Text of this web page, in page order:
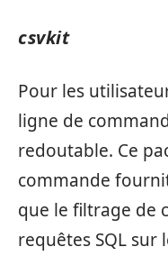
csvkit
Pour les
ligne de
redoutable. Ce
commande
que le filtrage de
requêtes SQL sur